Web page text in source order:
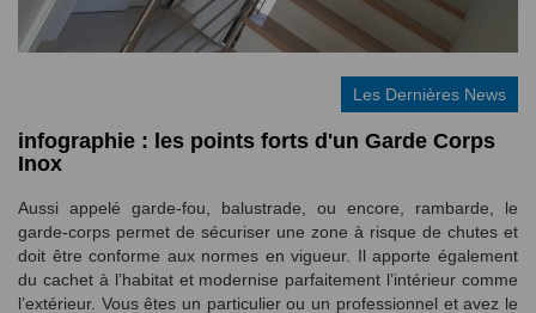
Les Dernières News
infographie : les points forts d'un Garde Corps
Inox
Aussi appelé garde-fou, balustrade, ou encore, rambarde, le
garde-corps permet de sécuriser une zone à risque de chutes et
doit être conforme aux normes en vigueur. Il apporte également
du cachet à l’habitat et modernise parfaitement l’intérieur comme
l’extérieur. Vous êtes un particulier ou un professionnel et avez le